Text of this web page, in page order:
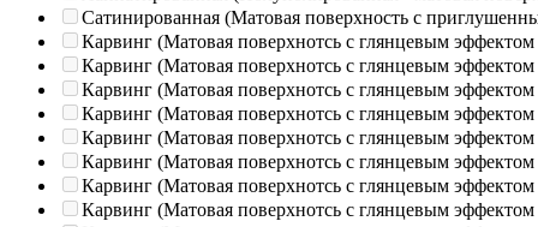
Сатинированная (Матовая поверхность с
Карвинг (Матовая поверхнотсь с глянцевым эффектом
Карвинг (Матовая поверхнотсь с глянцевым эффектом
Карвинг (Матовая поверхнотсь с глянцевым эффектом
Карвинг (Матовая поверхнотсь с глянцевым эффектом
Карвинг (Матовая поверхнотсь с глянцевым эффектом
Карвинг (Матовая поверхнотсь с глянцевым эффектом
Карвинг (Матовая поверхнотсь с глянцевым эффектом
Карвинг (Матовая поверхнотсь с глянцевым эффектом